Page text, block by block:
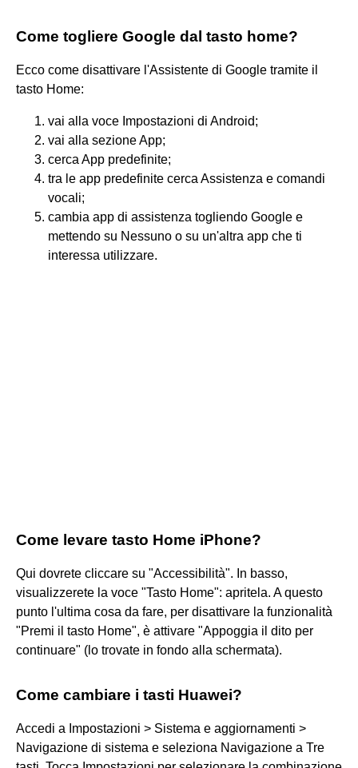
Come togliere Google dal tasto home?
Ecco come disattivare l'Assistente di Google tramite il
tasto Home:
vai alla voce Impostazioni di Android;
vai alla sezione App;
cerca App predefinite;
tra le app predefinite cerca Assistenza e comandi
vocali;
cambia app di assistenza togliendo Google e
mettendo su Nessuno o su un'altra app che ti
interessa utilizzare.
Come levare tasto Home iPhone?
Qui dovrete cliccare su "Accessibilità". In basso,
visualizzerete la voce "Tasto Home": apritela. A questo
punto l'ultima cosa da fare, per disattivare la funzionalità
"Premi il tasto Home", è attivare "Appoggia il dito per
continuare" (lo trovate in fondo alla schermata).
Come cambiare i tasti Huawei?
Accedi a Impostazioni > Sistema e aggiornamenti >
Navigazione di sistema e seleziona Navigazione a Tre